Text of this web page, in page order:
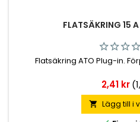
FLATSÄKRING 15
Flatsäkring ATO Plug-in.
Pris
2,41 kr
 Lägg till i